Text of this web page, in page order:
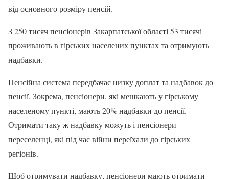
від основного розміру пенсій.
З 250 тисяч пенсіонерів Закарпатської області 53 тисячі
проживають в гірських населених пунктах та отримують
надбавки.
Пенсійна система передбачає низку доплат та надбавок до
пенсії. Зокрема, пенсіонери, які мешкають у гірському
населеному пункті, мають 20% надбавки до пенсії.
Отримати таку ж надбавку можуть і пенсіонери-
переселенці, які під час війни переїхали до гірських
регіонів.
Щоб отримувати надбавку, пенсіонери мають отримати